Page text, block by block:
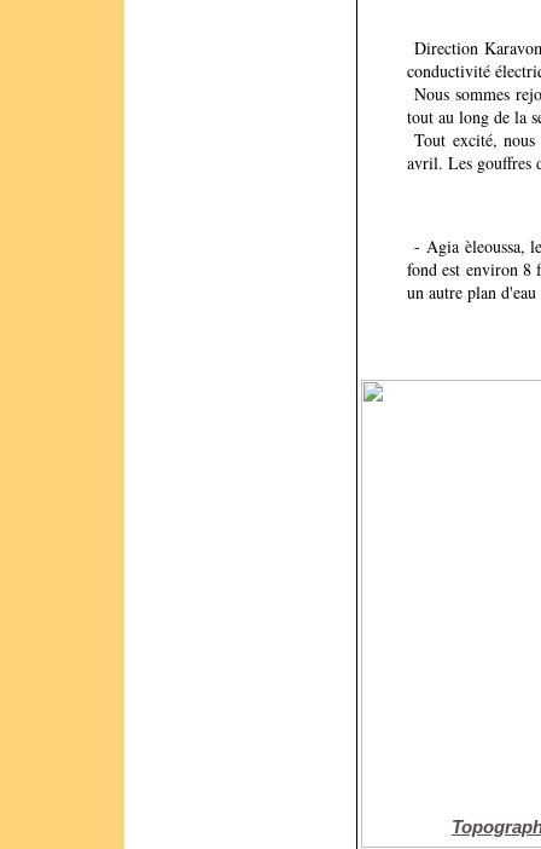
Direction
conductivité
Nous sommes
tout au long de la
Tout excité,
avril. Les gouffres
- Agia èleoussa,
fond est environ 8
un autre plan